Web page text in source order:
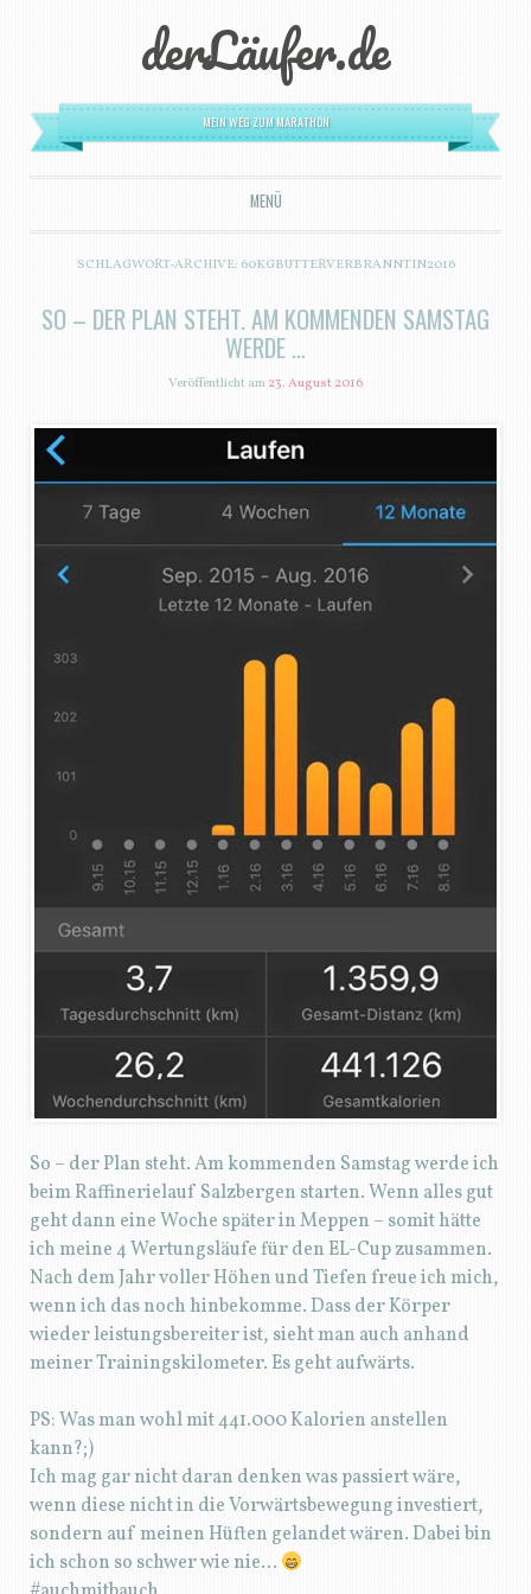
derLäufer.de
MEIN WEG ZUM MARATHON
MENÜ
ZUM INHALT SPRINGEN
SCHLAGWORT-ARCHIVE: 60KGBUTTERVERBRANNTIN2016
SO – DER PLAN STEHT. AM KOMMENDEN SAMSTAG
WERDE …
Veröffentlicht am23. August 2016
So – der Plan steht. Am kommenden Samstag werde ich
beim Raffinerielauf Salzbergen starten. Wenn alles gut
geht dann eine Woche später in Meppen – somit hätte
ich meine 4 Wertungsläufe für den EL-Cup zusammen.
Nach dem Jahr voller Höhen und Tiefen freue ich mich,
wenn ich das noch hinbekomme. Dass der Körper
wieder leistungsbereiter ist, sieht man auch anhand
meiner Trainingskilometer. Es geht aufwärts.
PS: Was man wohl mit 441.000 Kalorien anstellen
kann?;)
Ich mag gar nicht daran denken was passiert wäre,
wenn diese nicht in die Vorwärtsbewegung investiert,
sondern auf meinen Hüften gelandet wären. Dabei bin
ich schon so schwer wie nie…